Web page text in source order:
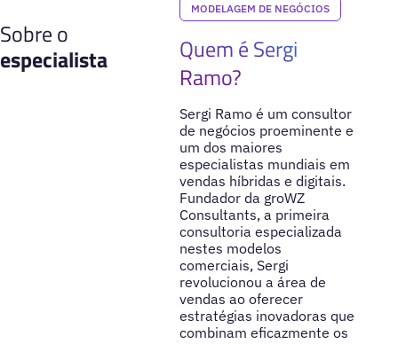
MODELAGEM DE NEGÓCIOS
Sobre o
especialista
Quem é Sergi
Ramo?
Sergi Ramo é um consultor
de negócios proeminente e
um dos maiores
especialistas mundiais em
vendas híbridas e digitais.
Fundador da groWZ
Consultants, a primeira
consultoria especializada
nestes modelos
comerciais, Sergi
revolucionou a área de
vendas ao oferecer
estratégias inovadoras que
combinam eficazmente os